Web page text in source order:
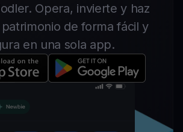
Opera, invierte y haz
de forma fácil y
en una sola app.